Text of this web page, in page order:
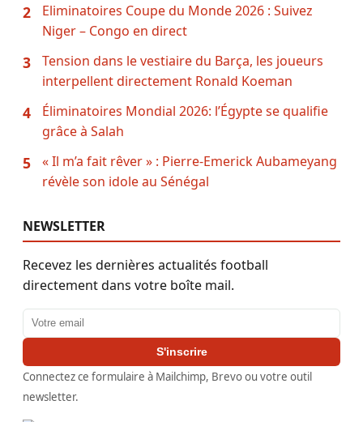
2
Eliminatoires Coupe du Monde 2026 : Suivez
Niger – Congo en direct
3
Tension dans le vestiaire du Barça, les joueurs
interpellent directement Ronald Koeman
4
Éliminatoires Mondial 2026: l’Égypte se qualifie
grâce à Salah
5
« Il m’a fait rêver » : Pierre-Emerick Aubameyang
révèle son idole au Sénégal
NEWSLETTER
Recevez les dernières actualités football
directement dans votre boîte mail.
Adresse email
S'inscrire
Connectez ce formulaire à Mailchimp, Brevo ou votre outil
newsletter.